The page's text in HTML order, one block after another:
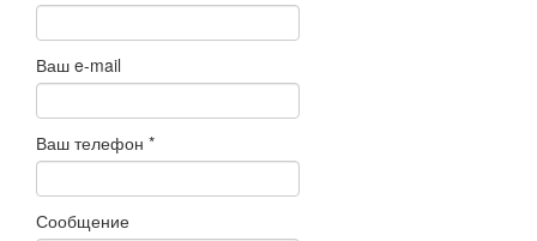
Ваш e-mail
Ваш телефон *
Сообщение